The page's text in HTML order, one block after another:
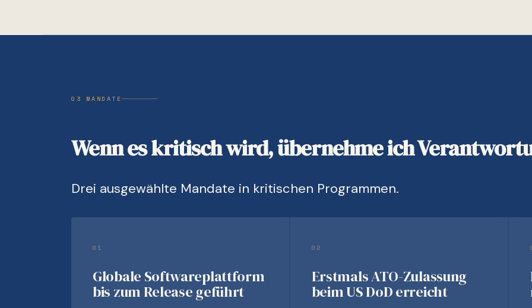
03 MANDATE
Wenn es kritisch wird, übernehme ich
Drei ausgewählte Mandate in kritischen Programmen.
01
Globale Softwareplattform
bis zum Release geführt
02
Erstmals ATO-Zulassung
beim US DoD erreicht